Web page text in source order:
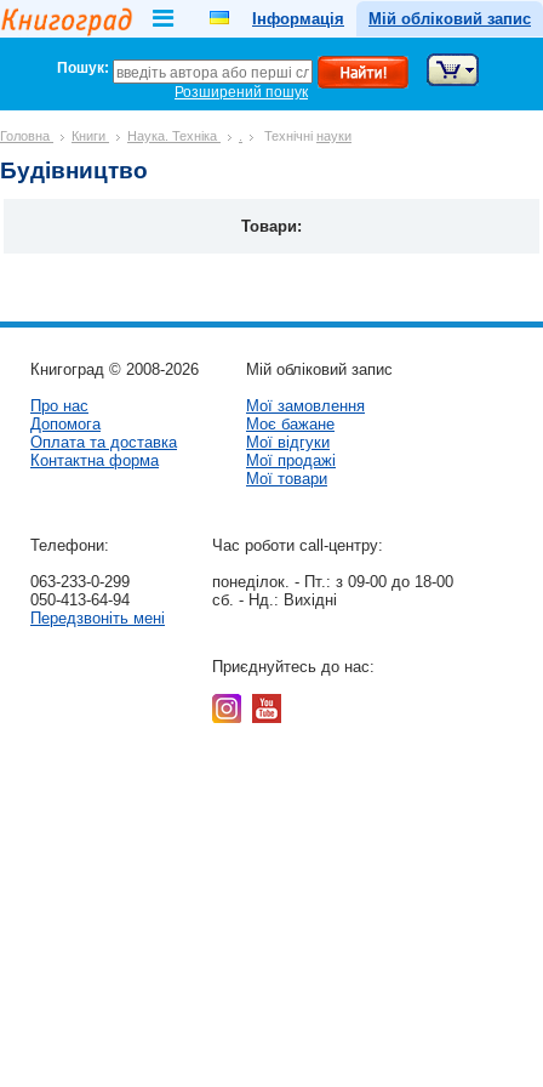
Інформація Мій обліковий запис
Пошук:
Розширений пошук
Головна Книги Наука. Техніка Технічні науки
Будівництво
Товари:
Книгоград © 2008-2026
Про нас
Допомога
Оплата та доставка
Контактна форма
Мій обліковий запис
Мої замовлення
Моє бажане
Мої відгуки
Мої продажі
Мої товари
Телефони:
063-233-0-299
050-413-64-94
Передзвоніть мені
Час роботи call-центру:
понеділок. - Пт.: з 09-00 до 18-00
сб. - Нд.: Вихідні
Приєднуйтесь до нас: